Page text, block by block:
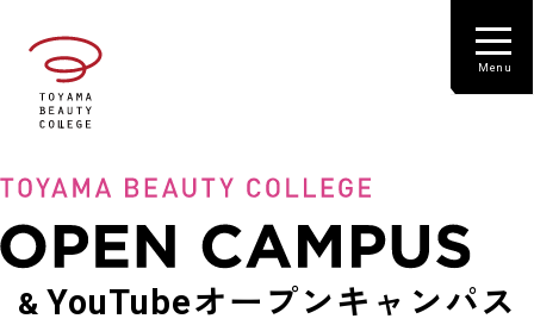
& YouTubeオープンキャンパス